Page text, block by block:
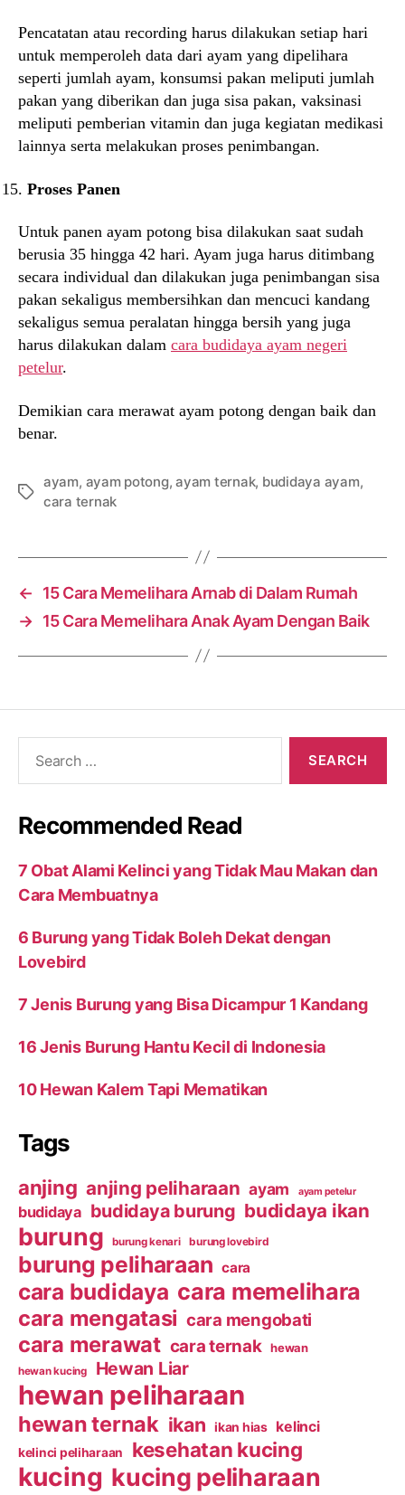
Pencatatan atau recording harus dilakukan setiap hari
untuk memperoleh data dari ayam yang dipelihara
seperti jumlah ayam, konsumsi pakan meliputi jumlah
pakan yang diberikan dan juga sisa pakan, vaksinasi
meliputi pemberian vitamin dan juga kegiatan medikasi
lainnya serta melakukan proses penimbangan.
Proses Panen
Untuk panen ayam potong bisa dilakukan saat sudah
berusia 35 hingga 42 hari. Ayam juga harus ditimbang
secara individual dan dilakukan juga penimbangan sisa
pakan sekaligus membersihkan dan mencuci kandang
sekaligus semua peralatan hingga bersih yang juga
harus dilakukan dalam cara budidaya ayam negeri
petelur.
Demikian cara merawat ayam potong dengan baik dan
benar.
Tags
ayam, ayam potong,ayam ternak, budidaya ayam,
cara ternak
←
15 Cara Memelihara Arnab di Dalam Rumah
→ 15 Cara Memelihara Anak Ayam Dengan Baik
Recommended Read
7 Obat Alami Kelinci yang Tidak Mau Makan dan
Cara Membuatnya
6 Burung yang Tidak Boleh Dekat dengan
Lovebird
7 Jenis Burung yang Bisa Dicampur 1 Kandang
16 Jenis Burung Hantu Kecil di Indonesia
10 Hewan Kalem Tapi Mematikan
Tags
anjing anjing peliharaan ayam ayam petelur
budidaya budidaya burung budidaya ikan
burung burung kenari burung lovebird
burung peliharaan cara
cara budidaya cara memelihara
cara mengatasi cara mengobati
cara merawat cara ternak hewan
hewan kucing Hewan Liar
hewan peliharaan
hewan ternak ikan ikan hias kelinci
kelinci peliharaan kesehatan kucing
kucing kucing peliharaan